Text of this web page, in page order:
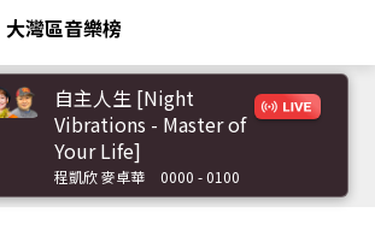
大灣區音樂榜
自主人生 [Night
Vibrations - Master of
Your Life]
程凱欣 麥卓華 0000 - 0100